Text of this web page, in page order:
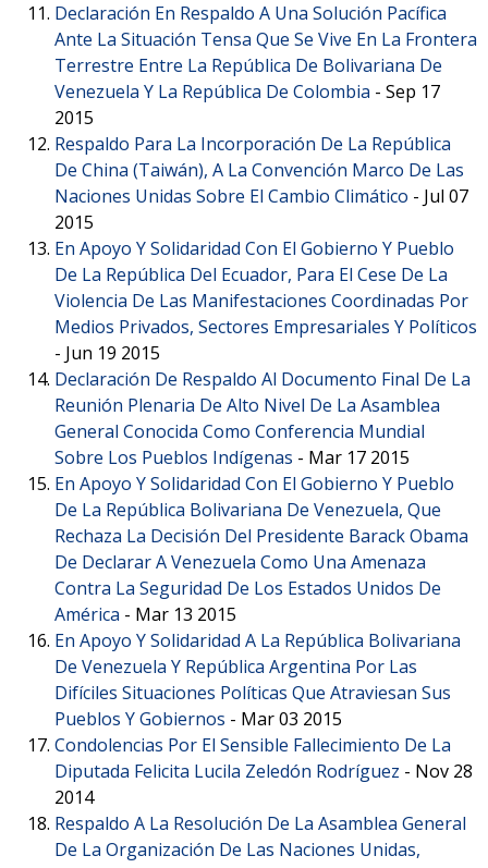
Declaración En Respaldo A Una Solución Pacífica
Ante La Situación Tensa Que Se Vive En La Frontera
Terrestre Entre La República De Bolivariana De
Venezuela Y La República De Colombia - Sep 17
2015
Respaldo Para La Incorporación De La República
De China (Taiwán), A La Convención Marco De Las
Naciones Unidas Sobre El Cambio Climático - Jul 07
2015
En Apoyo Y Solidaridad Con El Gobierno Y Pueblo
De La República Del Ecuador, Para El Cese De La
Violencia De Las Manifestaciones Coordinadas Por
Medios Privados, Sectores Empresariales Y Políticos
- Jun 19 2015
Declaración De Respaldo Al Documento Final De La
Reunión Plenaria De Alto Nivel De La Asamblea
General Conocida Como Conferencia Mundial
Sobre Los Pueblos Indígenas - Mar 17 2015
En Apoyo Y Solidaridad Con El Gobierno Y Pueblo
De La República Bolivariana De Venezuela, Que
Rechaza La Decisión Del Presidente Barack Obama
De Declarar A Venezuela Como Una Amenaza
Contra La Seguridad De Los Estados Unidos De
América - Mar 13 2015
En Apoyo Y Solidaridad A La República Bolivariana
De Venezuela Y República Argentina Por Las
Difíciles Situaciones Políticas Que Atraviesan Sus
Pueblos Y Gobiernos - Mar 03 2015
Condolencias Por El Sensible Fallecimiento De La
Diputada Felicita Lucila Zeledón Rodríguez - Nov 28
2014
Respaldo A La Resolución De La Asamblea General
De La Organización De Las Naciones Unidas,